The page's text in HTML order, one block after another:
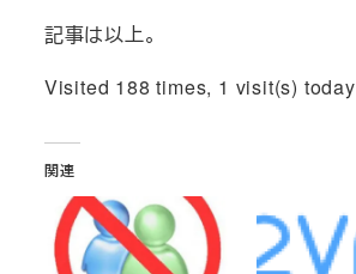
記事は以上。
Visited 188 times, 1 visit(s) today
関連